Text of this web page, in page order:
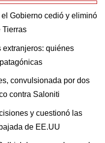
Gobierno cedió y eliminó
Tierras
extranjeros: quiénes
convulsionada por dos
contra Saloniti
y cuestionó las
de EE.UU